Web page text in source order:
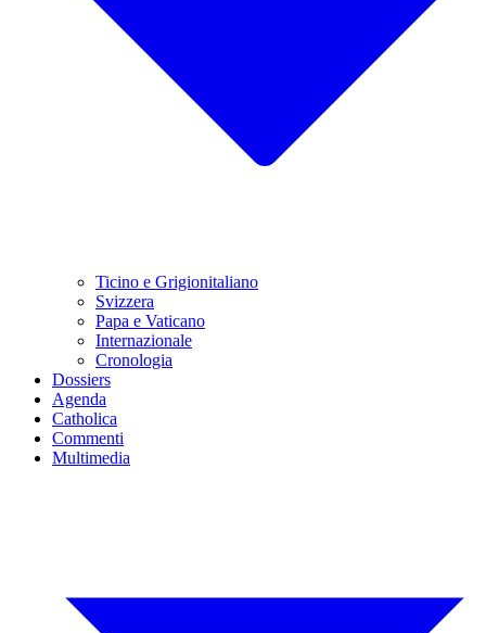
Ticino e Grigionitaliano
Svizzera
Papa e Vaticano
Internazionale
Cronologia
Dossiers
Agenda
Catholica
Commenti
Multimedia